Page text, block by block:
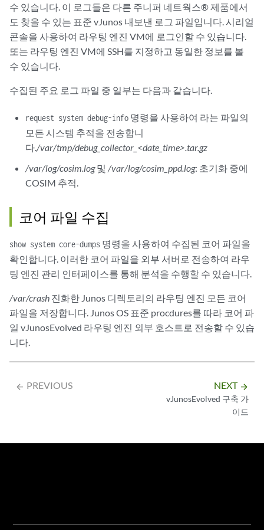
수 있습니다. 이 로그들은 다른 주니퍼 네트웍스® 제품에서
도 찾을 수 있는 표준 vJunos 내보낸 로그 파일입니다. 시리얼
콘솔을 사용하여 라우팅 엔진 VM에 로그인할 수 있습니다.
또는 라우팅 엔진 VM에 SSH를 지정하고 동일한 정보를 볼
수 있습니다.
수집된 주요 로그 파일 중 일부는 다음과 같습니다.
request system debug-info 명령을 사용하여 라는 파일의
모든 시스템 추적을 전송합니
다. /var/tmp/debug_collector_<date_time>.tar.gz
/var/log/cosim.log및 /var/log/cosim_ppd.log: 초기화 중에
COSIM 추적.
코어 파일 수집
show system core-dumps 명령을 사용하여 수집된 코어 파일을
확인합니다. 이러한 코어 파일을 외부 서버로 전송하여 라우
팅 엔진 관리 인터페이스를 통해 분석을 수행할 수 있습니다.
/var/crash 진화한 Junos 디렉토리의 라우팅 엔진 모든 코어
파일을 저장합니다. Junos OS 표준 procdures를 따라 코어 파
일 vJunosEvolved 라우팅 엔진 외부 호스트로 전송할 수 있습
니다.
arrow_backward PREVIOUS NEXT arrow_forward
vJunosEvolved 구축 가
이드